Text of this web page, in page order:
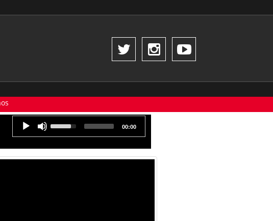
Reproductor
de las
00:00